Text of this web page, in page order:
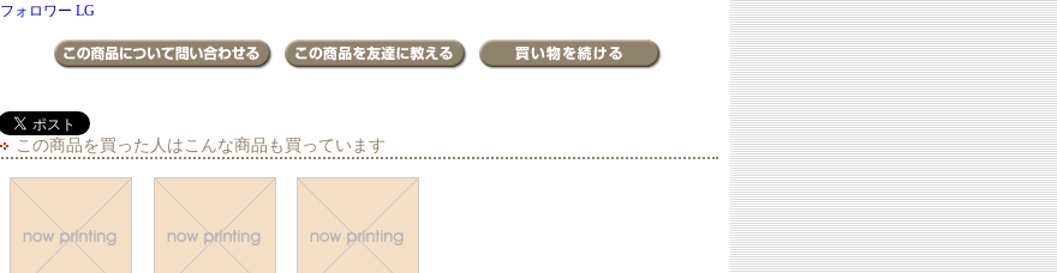
フォロワー LG
この商品を買った人はこんな商品も買っています